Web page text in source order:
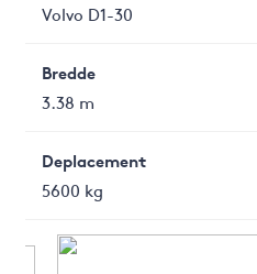
Volvo D1-30
Bredde
3.38 m
Deplacement
5600 kg